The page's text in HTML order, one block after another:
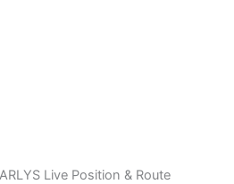
Live Position & Route